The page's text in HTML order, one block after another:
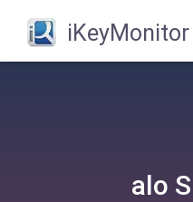
iKeyMonitor
alo